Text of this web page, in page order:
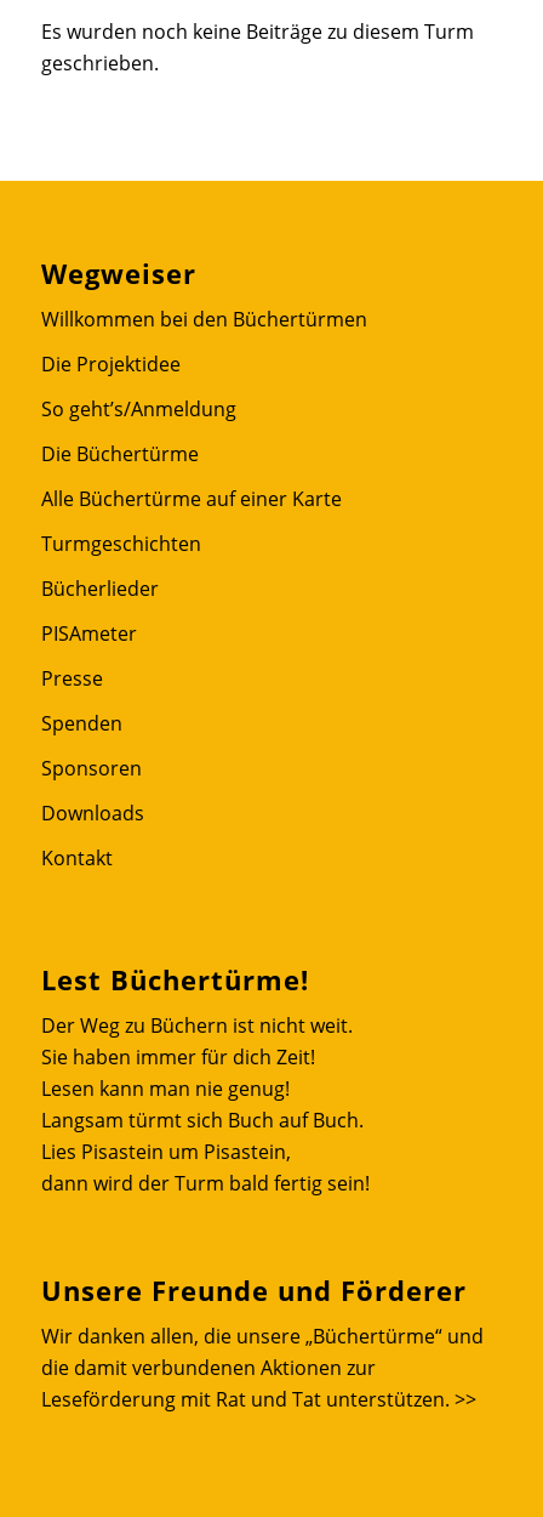
Es wurden noch keine Beiträge zu diesem Turm
geschrieben.
Wegweiser
Willkommen bei den Büchertürmen
Die Projektidee
So geht’s/Anmeldung
Die Büchertürme
Alle Büchertürme auf einer Karte
Turmgeschichten
Bücherlieder
PISAmeter
Presse
Spenden
Sponsoren
Downloads
Kontakt
Lest Büchertürme!
Der Weg zu Büchern ist nicht weit.
Sie haben immer für dich Zeit!
Lesen kann man nie genug!
Langsam türmt sich Buch auf Buch.
Lies Pisastein um Pisastein,
dann wird der Turm bald fertig sein!
Unsere Freunde und Förderer
Wir danken allen, die unsere „Büchertürme“ und
die damit verbundenen Aktionen zur
Leseförderung mit Rat und Tat unterstützen. >>